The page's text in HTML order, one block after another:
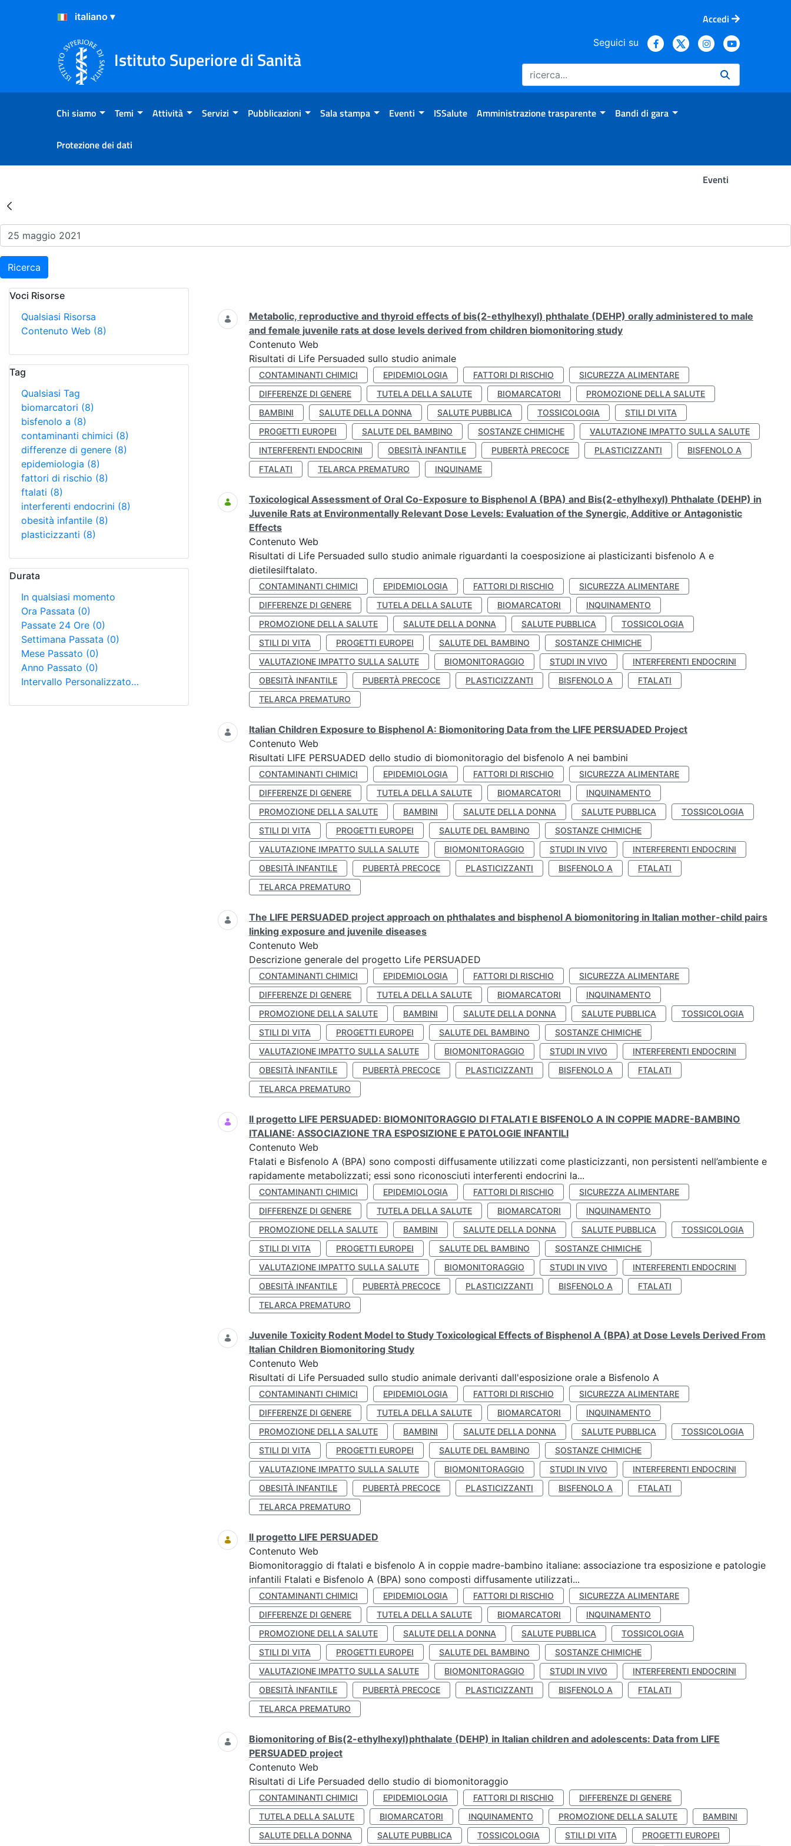
Salta al Contenuto
Salta al Footer
Accedi
Istituto Superiore di Sanità
Seguici su
Chi siamo Temi Attività Servizi Pubblicazioni Sala stampa Eventi ISSalute Amministrazione trasparente Bandi di gara
Protezione dei dati
Eventi
Risultati della Ricerca - Eventi
Ricerca
Voci Risorse
Qualsiasi Risorsa
Contenuto Web (8)
Tag
Qualsiasi Tag
biomarcatori (8)
bisfenolo a (8)
contaminanti chimici (8)
differenze di genere (8)
epidemiologia (8)
fattori di rischio (8)
ftalati (8)
interferenti endocrini (8)
obesità infantile (8)
plasticizzanti (8)
Durata
In qualsiasi momento
Ora Passata (0)
Passate 24 Ore (0)
Settimana Passata (0)
Mese Passato (0)
Anno Passato (0)
Intervallo Personalizzato…
Ricerca
Metabolic, reproductive and thyroid effects of bis(2-ethylhexyl) phthalate (DEHP) orally administered to male
and female juvenile rats at dose levels derived from children biomonitoring study
Contenuto Web
Risultati di Life Persuaded sullo studio animale
CONTAMINANTI CHIMICI EPIDEMIOLOGIA FATTORI DI RISCHIO
SICUREZZA ALIMENTARE
DIFFERENZE DI GENERE
TUTELA DELLA SALUTE BIOMARCATORI
PROMOZIONE DELLA SALUTE
BAMBINI
SALUTE DELLA DONNA SALUTE PUBBLICA TOSSICOLOGIA
STILI DI VITA
PROGETTI EUROPEI
SALUTE DEL BAMBINO SOSTANZE CHIMICHE
VALUTAZIONE IMPATTO SULLA SALUTE
INTERFERENTI ENDOCRINI
OBESITÀ INFANTILE PUBERTÀ PRECOCE PLASTICIZZANTI
BISFENOLO A
FTALATI
TELARCA PREMATURO INQUINAME
Toxicological Assessment of Oral Co-Exposure to Bisphenol A (BPA) and Bis(2-ethylhexyl) Phthalate (DEHP) in
Juvenile Rats at Environmentally Relevant Dose Levels: Evaluation of the Synergic, Additive or Antagonistic
Effects
Contenuto Web
Risultati di Life Persuaded sullo studio animale riguardanti la coesposizione ai plasticizanti bisfenolo A e
dietilesilftalato.
CONTAMINANTI CHIMICI EPIDEMIOLOGIA FATTORI DI RISCHIO
SICUREZZA ALIMENTARE
DIFFERENZE DI GENERE
TUTELA DELLA SALUTE BIOMARCATORI
INQUINAMENTO
PROMOZIONE DELLA SALUTE
SALUTE DELLA DONNA SALUTE PUBBLICA
TOSSICOLOGIA
STILI DI VITA
PROGETTI EUROPEI SALUTE DEL BAMBINO
SOSTANZE CHIMICHE
VALUTAZIONE IMPATTO SULLA SALUTE
BIOMONITORAGGIO STUDI IN VIVO
INTERFERENTI ENDOCRINI
OBESITÀ INFANTILE
PUBERTÀ PRECOCE PLASTICIZZANTI BISFENOLO A
FTALATI
TELARCA PREMATURO
Italian Children Exposure to Bisphenol A: Biomonitoring Data from the LIFE PERSUADED Project
Contenuto Web
Risultati LIFE PERSUADED dello studio di biomonitoragio del bisfenolo A nei bambini
CONTAMINANTI CHIMICI EPIDEMIOLOGIA FATTORI DI RISCHIO
SICUREZZA ALIMENTARE
DIFFERENZE DI GENERE
TUTELA DELLA SALUTE BIOMARCATORI
INQUINAMENTO
PROMOZIONE DELLA SALUTE
BAMBINI SALUTE DELLA DONNA SALUTE PUBBLICA
TOSSICOLOGIA
STILI DI VITA
PROGETTI EUROPEI SALUTE DEL BAMBINO
SOSTANZE CHIMICHE
VALUTAZIONE IMPATTO SULLA SALUTE
BIOMONITORAGGIO STUDI IN VIVO
INTERFERENTI ENDOCRINI
OBESITÀ INFANTILE
PUBERTÀ PRECOCE PLASTICIZZANTI BISFENOLO A
FTALATI
TELARCA PREMATURO
The LIFE PERSUADED project approach on phthalates and bisphenol A biomonitoring in Italian mother-child pairs
linking exposure and juvenile diseases
Contenuto Web
Descrizione generale del progetto Life PERSUADED
CONTAMINANTI CHIMICI EPIDEMIOLOGIA FATTORI DI RISCHIO
SICUREZZA ALIMENTARE
DIFFERENZE DI GENERE
TUTELA DELLA SALUTE BIOMARCATORI
INQUINAMENTO
PROMOZIONE DELLA SALUTE
BAMBINI SALUTE DELLA DONNA SALUTE PUBBLICA
TOSSICOLOGIA
STILI DI VITA
PROGETTI EUROPEI SALUTE DEL BAMBINO
SOSTANZE CHIMICHE
VALUTAZIONE IMPATTO SULLA SALUTE
BIOMONITORAGGIO STUDI IN VIVO
INTERFERENTI ENDOCRINI
OBESITÀ INFANTILE
PUBERTÀ PRECOCE PLASTICIZZANTI BISFENOLO A
FTALATI
TELARCA PREMATURO
Il progetto LIFE PERSUADED: BIOMONITORAGGIO DI FTALATI E BISFENOLO A IN COPPIE MADRE-BAMBINO
ITALIANE: ASSOCIAZIONE TRA ESPOSIZIONE E PATOLOGIE INFANTILI
Contenuto Web
Ftalati e Bisfenolo A (BPA) sono composti diffusamente utilizzati come plasticizzanti, non persistenti nell’ambiente e
rapidamente metabolizzati; essi sono riconosciuti interferenti endocrini la...
CONTAMINANTI CHIMICI EPIDEMIOLOGIA FATTORI DI RISCHIO
SICUREZZA ALIMENTARE
DIFFERENZE DI GENERE
TUTELA DELLA SALUTE BIOMARCATORI
INQUINAMENTO
PROMOZIONE DELLA SALUTE
BAMBINI SALUTE DELLA DONNA SALUTE PUBBLICA
TOSSICOLOGIA
STILI DI VITA
PROGETTI EUROPEI SALUTE DEL BAMBINO
SOSTANZE CHIMICHE
VALUTAZIONE IMPATTO SULLA SALUTE
BIOMONITORAGGIO STUDI IN VIVO
INTERFERENTI ENDOCRINI
OBESITÀ INFANTILE
PUBERTÀ PRECOCE PLASTICIZZANTI BISFENOLO A
FTALATI
TELARCA PREMATURO
Juvenile Toxicity Rodent Model to Study Toxicological Effects of Bisphenol A (BPA) at Dose Levels Derived From
Italian Children Biomonitoring Study
Contenuto Web
Risultati di Life Persuaded sullo studio animale derivanti dall'esposizione orale a Bisfenolo A
CONTAMINANTI CHIMICI EPIDEMIOLOGIA FATTORI DI RISCHIO
SICUREZZA ALIMENTARE
DIFFERENZE DI GENERE
TUTELA DELLA SALUTE BIOMARCATORI
INQUINAMENTO
PROMOZIONE DELLA SALUTE
BAMBINI SALUTE DELLA DONNA SALUTE PUBBLICA
TOSSICOLOGIA
STILI DI VITA
PROGETTI EUROPEI SALUTE DEL BAMBINO
SOSTANZE CHIMICHE
VALUTAZIONE IMPATTO SULLA SALUTE
BIOMONITORAGGIO STUDI IN VIVO
INTERFERENTI ENDOCRINI
OBESITÀ INFANTILE
PUBERTÀ PRECOCE PLASTICIZZANTI BISFENOLO A
FTALATI
TELARCA PREMATURO
Il progetto LIFE PERSUADED
Contenuto Web
Biomonitoraggio di ftalati e bisfenolo A in coppie madre-bambino italiane: associazione tra esposizione e patologie
infantili Ftalati e Bisfenolo A (BPA) sono composti diffusamente utilizzati...
CONTAMINANTI CHIMICI EPIDEMIOLOGIA FATTORI DI RISCHIO
SICUREZZA ALIMENTARE
DIFFERENZE DI GENERE
TUTELA DELLA SALUTE BIOMARCATORI
INQUINAMENTO
PROMOZIONE DELLA SALUTE
SALUTE DELLA DONNA SALUTE PUBBLICA
TOSSICOLOGIA
STILI DI VITA
PROGETTI EUROPEI SALUTE DEL BAMBINO
SOSTANZE CHIMICHE
VALUTAZIONE IMPATTO SULLA SALUTE
BIOMONITORAGGIO STUDI IN VIVO
INTERFERENTI ENDOCRINI
OBESITÀ INFANTILE
PUBERTÀ PRECOCE PLASTICIZZANTI BISFENOLO A
FTALATI
TELARCA PREMATURO
Biomonitoring of Bis(2-ethylhexyl)phthalate (DEHP) in Italian children and adolescents: Data from LIFE
PERSUADED project
Contenuto Web
Risultati di Life Persuaded dello studio di biomonitoraggio
CONTAMINANTI CHIMICI EPIDEMIOLOGIA FATTORI DI RISCHIO
DIFFERENZE DI GENERE
TUTELA DELLA SALUTE
BIOMARCATORI INQUINAMENTO PROMOZIONE DELLA SALUTE
BAMBINI
SALUTE DELLA DONNA
SALUTE PUBBLICA TOSSICOLOGIA STILI DI VITA
PROGETTI EUROPEI